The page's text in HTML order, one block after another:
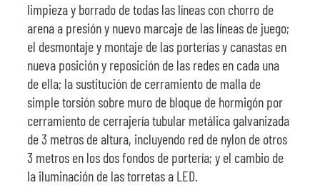
limpieza y borrado de todas las líneas con chorro de
arena a presión y nuevo marcaje de las líneas de juego;
el desmontaje y montaje de las porterías y canastas en
nueva posición y reposición de las redes en cada una
de ella; la sustitución de cerramiento de malla de
simple torsión sobre muro de bloque de hormigón por
cerramiento de cerrajería tubular metálica galvanizada
de 3 metros de altura, incluyendo red de nylon de otros
3 metros en los dos fondos de portería; y el cambio de
la iluminación de las torretas a LED.